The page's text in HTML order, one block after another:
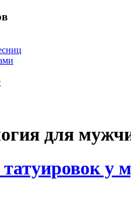
для
у